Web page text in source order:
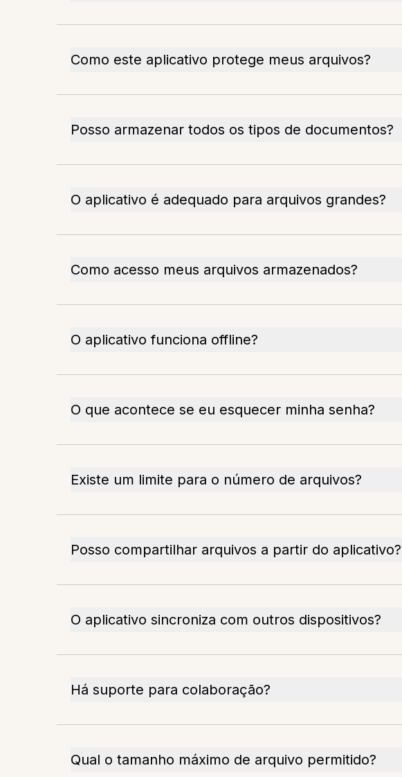
Como este aplicativo protege meus arquivos?
Posso armazenar todos os tipos de documentos?
O aplicativo é adequado para arquivos grandes?
Como acesso meus arquivos armazenados?
O aplicativo funciona offline?
O que acontece se eu esquecer minha senha?
Existe um limite para o número de arquivos?
Posso compartilhar arquivos a partir do aplicativo?
O aplicativo sincroniza com outros dispositivos?
Há suporte para colaboração?
Qual o tamanho máximo de arquivo permitido?